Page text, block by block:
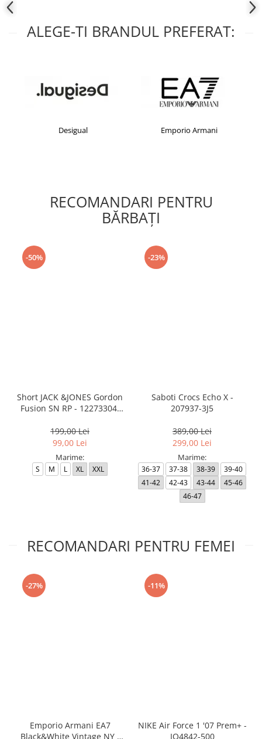
ALEGE-TI BRANDUL PREFERAT:
Desigual Emporio Armani
RECOMANDARI PENTRU
BĂRBAŢI
-50%
Short JACK &JONES Gordon
Fusion SN RP - 12273304-
199,00 Lei
99,00 Lei
Marime:
S M L XL XXL
-23%
Saboti Crocs Echo X -
207937-3J5
389,00 Lei
299,00 Lei
Marime:
36-37 37-38 38-39
39-40
41-42
42-43 43-44
45-46
46-47
RECOMANDARI PENTRU FEMEI
-27%
Emporio Armani EA7
Black&White Vintage NY -
-11%
NIKE Air Force 1 '07 Prem+ -
IO4842-500